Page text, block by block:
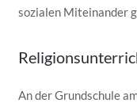
sozialen Miteinander
An der Grundschule